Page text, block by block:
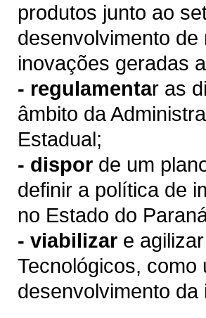
produtos junto ao
desenvolvimento
inovações geradas
- regulamentar as
âmbito da
Estadual;
- dispor de um
definir a política de
no Estado do
- viabilizar e
Tecnológicos,
desenvolvimento